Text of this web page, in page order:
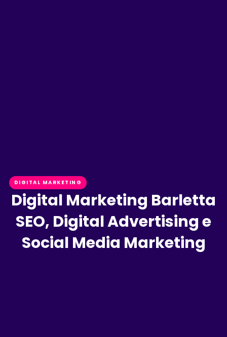
DIGITAL MARKETING
Digital Marketing Barletta
SEO, Digital Advertising e
Social Media Marketing